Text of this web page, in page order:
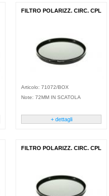
FILTRO POLARIZZ. CIRC. CPL
Articolo: 71072/BOX
Note: 72MM IN SCATOLA
+ dettagli
FILTRO POLARIZZ. CIRC. CPL